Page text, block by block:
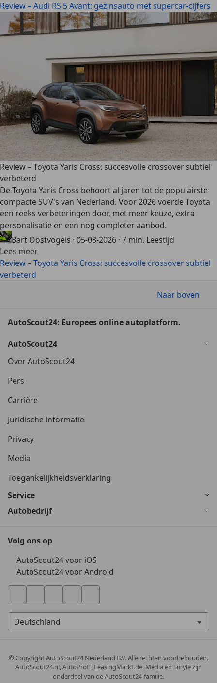
Review – Audi RS 5 Avant: gezinsauto met supercar-cijfers
Review – Toyota Yaris Cross: succesvolle crossover subtiel
verbeterd
De Toyota Yaris Cross behoort al jaren tot de populairste
compacte SUV's van Nederland. Voor 2026 voerde Toyota
een reeks verbeteringen door, met meer keuze, extra
personalisatie en een nog completer aanbod.
Bart Oostvogels · 05-08-2026 · 7 min. Leestijd
Lees meer
Review – Toyota Yaris Cross: succesvolle crossover subtiel
verbeterd
Naar boven
AutoScout24: Europees online autoplatform.
AutoScout24
Over AutoScout24
Pers
Carrière
Juridische informatie
Privacy
Media
Toegankelijkheidsverklaring
Service
Autobedrijf
Volg ons op
AutoScout24 voor iOS
AutoScout24 voor Android
© CopyrightAutoScout24 Nederland B.V. Alle rechten voorbehouden.
AutoScout24.nl, AutoProff, LeasingMarkt.de, Media en Smyle zijn
onderdeel van de AutoScout24-familie.